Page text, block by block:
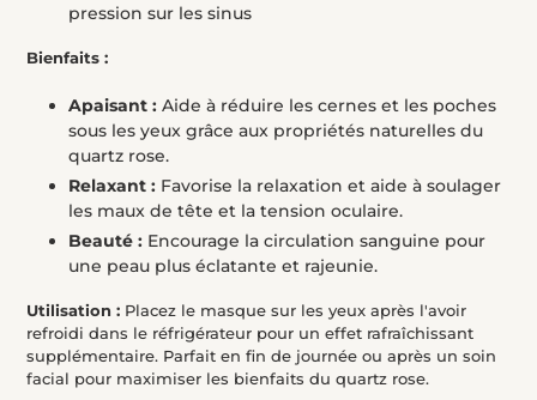
pression sur les sinus
Bienfaits :
Apaisant : Aide à réduire les cernes et les poches
sous les yeux grâce aux propriétés naturelles du
quartz rose.
Relaxant : Favorise la relaxation et aide à soulager
les maux de tête et la tension oculaire.
Beauté : Encourage la circulation sanguine pour
une peau plus éclatante et rajeunie.
Utilisation : Placez le masque sur les yeux après l'avoir
refroidi dans le réfrigérateur pour un effet rafraîchissant
supplémentaire. Parfait en fin de journée ou après un soin
facial pour maximiser les bienfaits du quartz rose.